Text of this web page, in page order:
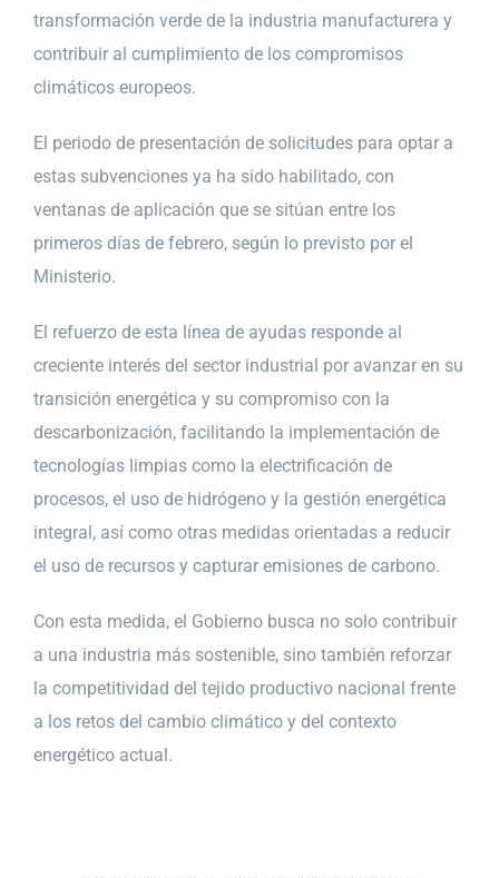
transformación verde de la industria manufacturera y
contribuir al cumplimiento de los compromisos
climáticos europeos.
El periodo de presentación de solicitudes para optar a
estas subvenciones ya ha sido habilitado, con
ventanas de aplicación que se sitúan entre los
primeros días de febrero, según lo previsto por el
Ministerio.
El refuerzo de esta línea de ayudas responde al
creciente interés del sector industrial por avanzar en su
transición energética y su compromiso con la
descarbonización, facilitando la implementación de
tecnologías limpias como la electrificación de
procesos, el uso de hidrógeno y la gestión energética
integral, así como otras medidas orientadas a reducir
el uso de recursos y capturar emisiones de carbono.
Con esta medida, el Gobierno busca no solo contribuir
a una industria más sostenible, sino también reforzar
la competitividad del tejido productivo nacional frente
a los retos del cambio climático y del contexto
energético actual.